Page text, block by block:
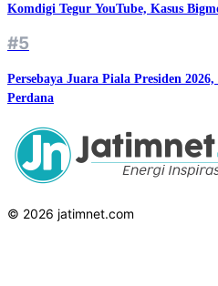
Komdigi Tegur YouTube, Kasus
#5
Persebaya Juara Piala Presiden
Perdana
© 2026 jatimnet.com